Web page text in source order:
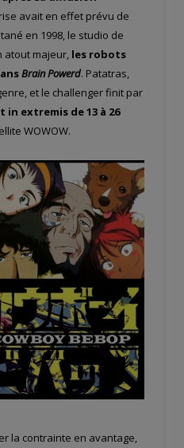
avait en effet prévu de
en 1998, le studio de
atout majeur, les robots
Brain Powerd. Patatras,
et le challenger finit par
in extremis de 13 à 26
WOWOW.
la contrainte en avantage,